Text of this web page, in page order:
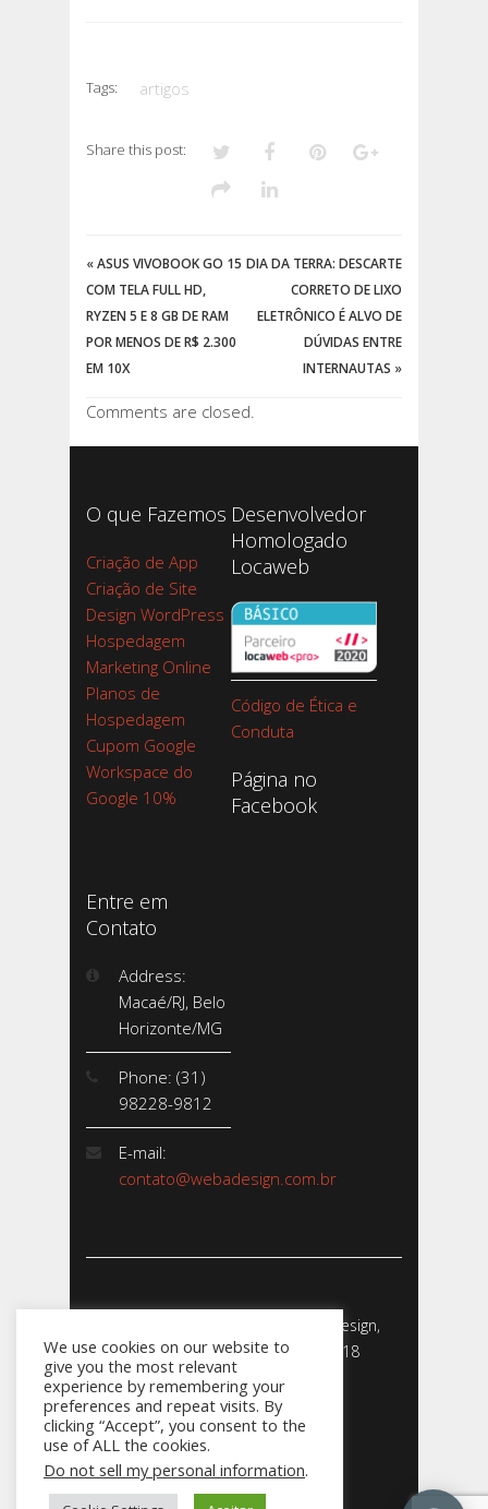
Tags: artigos
Share this post:
«ASUS VIVOBOOK GO 15
COM TELA FULL HD,
RYZEN 5 E 8 GB DE RAM
POR MENOS DE R$ 2.300
EM 10X
DIA DA TERRA: DESCARTE
CORRETO DE LIXO
ELETRÔNICO É ALVO DE
DÚVIDAS ENTRE
INTERNAUTAS »
Comments are closed.
O que Fazemos
Criação de App
Criação de Site
Design WordPress
Hospedagem
Marketing Online
Planos de
Hospedagem
Cupom Google
Workspace do
Google 10%
Desenvolvedor
Homologado
Locaweb
Código de Ética e
Conduta
Página no
Facebook
Entre em
Contato
Address:
Macaé/RJ, Belo
Horizonte/MG
Phone: (31)
98228-9812
E-mail:
contato@webadesign.com.br
Webadesign - Empresa de Webdesign,
Desenvolvimento de Sites - 2018
CNPJ: 23.856.204/0001-­24
031
We use cookies on our website to
give you the most relevant
experience by remembering your
preferences and repeat visits. By
clicking “Accept”, you consent to the
use of ALL the cookies.
Do not sell my personal information.